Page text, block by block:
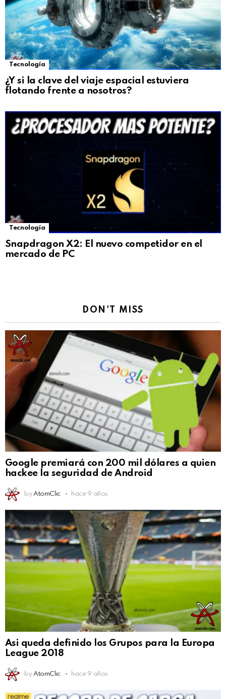
Tecnología
¿Y si la clave del viaje espacial estuviera
flotando frente a nosotros?
Tecnología
Snapdragon X2: El nuevo competidor en el
mercado de PC
DON'T MISS
Google premiará con 200 mil dólares a quien
hackee la seguridad de Android
by AtomClic hace 9 años
Asi queda definido los Grupos para la Europa
League 2018
by AtomClic hace 9 años